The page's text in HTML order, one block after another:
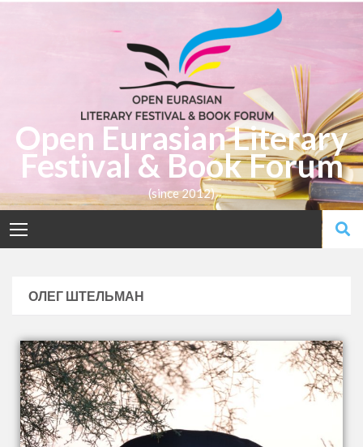
Open Eurasian Literary
Festival & Book Forum
(since 2012)
ОЛЕГ ШТЕЛЬМАН